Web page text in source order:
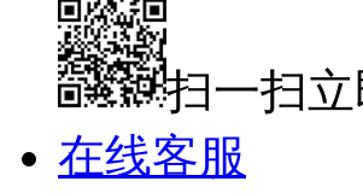
扫一扫
在线客服